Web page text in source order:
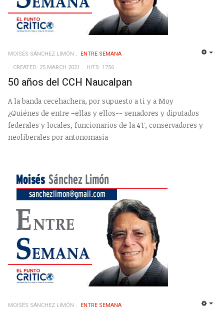
MOISÉS SÁNCHEZ LIMÓN
ENTRE SEMANA
CREATED: 25 MARCH 2021
HITS: 1756
50 años del CCH Naucalpan
A la banda cecehachera, por supuesto a ti y a Moy
¿Quiénes de entre –ellas y ellos-- senadores y diputados
federales y locales, funcionarios de la 4T, conservadores y
neoliberales por antonomasia
MOISÉS SÁNCHEZ LIMÓN
ENTRE SEMANA